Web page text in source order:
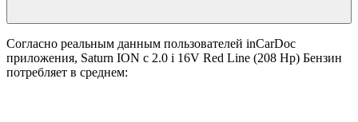
Согласно реальным данным пользователей inCarDoc
приложения, Saturn ION с 2.0 i 16V Red Line (208 Hp) Бензин
потребляет в среднем: